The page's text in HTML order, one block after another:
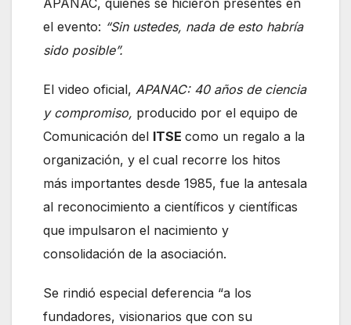
el evento: “Sin ustedes, nada de esto habría
sido posible”.
El video oficial, APANAC: 40 años de ciencia
y compromiso, producido por el equipo de
Comunicación del ITSE como un regalo a la
organización, y el cual recorre los hitos
más importantes desde 1985, fue la antesala
al reconocimiento a científicos y científicas
que impulsaron el nacimiento y
consolidación de la asociación.
Se rindió especial deferencia “a los
fundadores, visionarios que con su